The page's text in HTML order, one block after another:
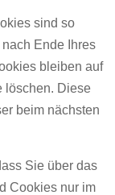
sind so
Ende Ihres
bleiben auf
löschen. Diese
beim nächsten
Sie über das
Cookies nur im